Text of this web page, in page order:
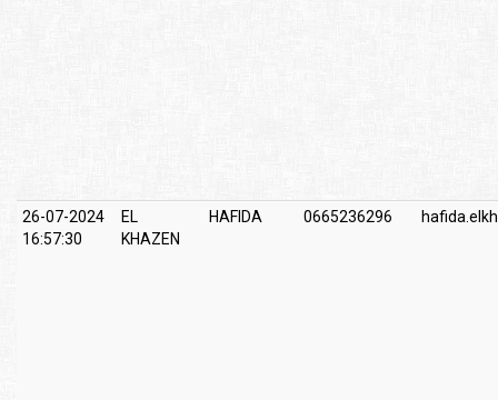
26-07-2024
16:57:30
EL
KHAZEN
HAFIDA 0665236296